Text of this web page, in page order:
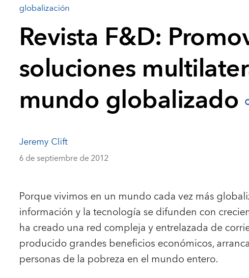
globalización
Revista F&D:
soluciones
mundo globalizado
Jeremy Clift
6 de septiembre de 2012
Porque vivimos en un mundo cada vez más
información y la tecnología se difunden con
ha creado una red compleja y entrelazada de
producido grandes beneficios económicos,
personas de la pobreza en el mundo entero.